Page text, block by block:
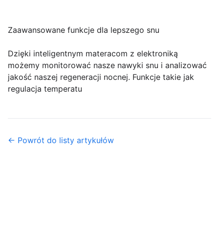
Zaawansowane funkcje dla lepszego snu
Dzięki inteligentnym materacom z elektroniką
możemy monitorować nasze nawyki snu i analizować
jakość naszej regeneracji nocnej. Funkcje takie jak
regulacja temperatu
← Powrót do listy artykułów